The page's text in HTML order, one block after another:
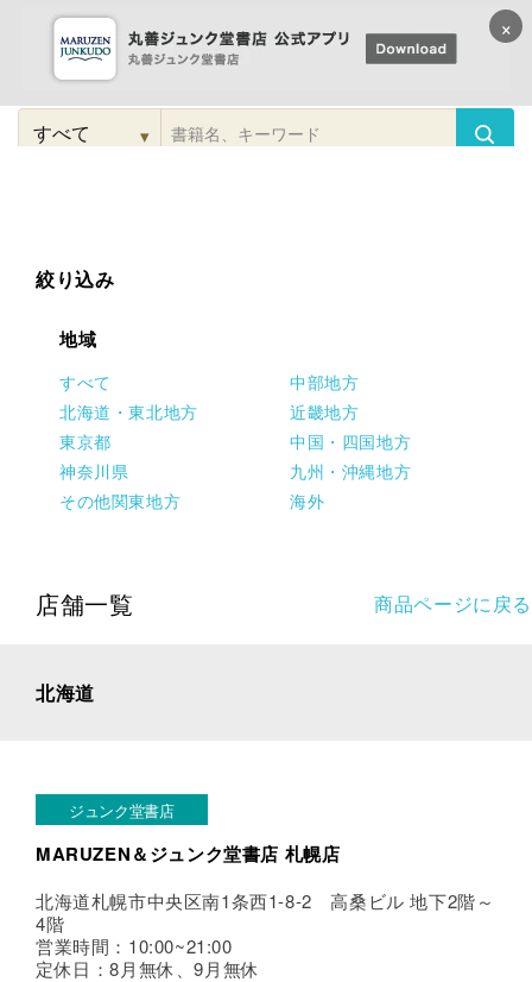
コンテンツに
進む
検
▾
絞り込み
地域
すべて
北海道・東北地方
東京都
神奈川県
その他関東地方
中部地方
近畿地方
中国・四国地方
九州・沖縄地方
海外
店舗一覧 商品ページに戻る
北海道
ジュンク堂書店
MARUZEN＆ジュンク堂書店 札幌店
北海道札幌市中央区南1条西1-8-2 高桑ビル 地下2階～
4階
営業時間：10:00~21:00
定休日：8月無休、9月無休
×